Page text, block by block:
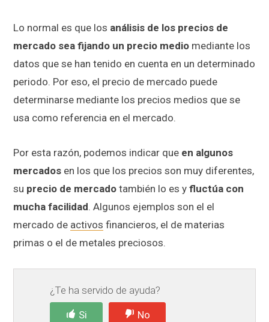
Lo normal es que los análisis de los precios de
mercado sea fijando un precio medio mediante los
datos que se han tenido en cuenta en un determinado
periodo. Por eso, el precio de mercado puede
determinarse mediante los precios medios que se
usa como referencia en el mercado.
Por esta razón, podemos indicar que en algunos
mercados en los que los precios son muy diferentes,
su precio de mercado también lo es y fluctúa con
mucha facilidad. Algunos ejemplos son el el
mercado de activos financieros, el de materias
primas o el de metales preciosos.
¿Te ha servido de ayuda?
Si No